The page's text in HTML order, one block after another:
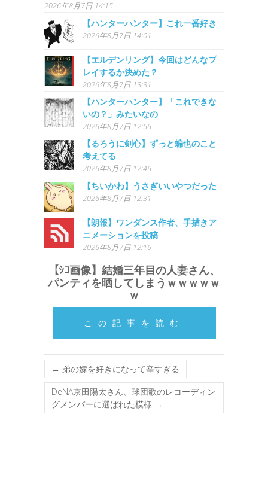
2026年8月7日 14:15
【ハンターハンター】これ一番好き
2026年8月7日 14:01
【エルデンリング】今回はどんなプ
レイするか決めた？
2026年8月7日 13:31
【ハンターハンター】「これできな
いの？」みたいなの
2026年8月7日 12:56
【るろうに剣心】ずっと蝙也のこと
考えてる
2026年8月7日 12:46
【ちいかわ】うさぎいいやつだった
2026年8月7日 12:31
【朗報】ワンダンス作者、手描きア
ニメーションを投稿
2026年8月7日 12:16
【ｼｺ画像】結婚三年目の人妻さん、
パンティを晒してしまうｗｗｗｗｗ
ｗ
この記事を読む
← 弟の嫁を好きになって辛すぎる
DeNA京田陽太さん、球団歌のレコーディン
グメンバーに選ばれた模様 →